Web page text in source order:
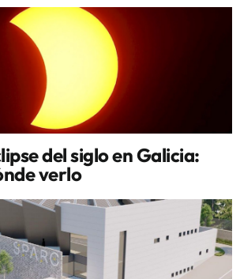
del siglo en Galicia:
verlo